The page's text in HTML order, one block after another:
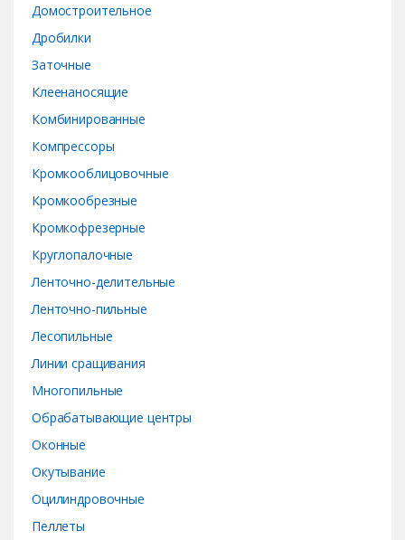
Домостроительное
Дробилки
Заточные
Клеенаносящие
Комбинированные
Компрессоры
Кромкооблицовочные
Кромкообрезные
Кромкофрезерные
Круглопалочные
Ленточно-делительные
Ленточно-пильные
Лесопильные
Линии сращивания
Многопильные
Обрабатывающие центры
Оконные
Окутывание
Оцилиндровочные
Пеллеты